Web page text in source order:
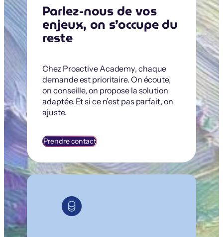
Parlez-nous de vos
enjeux, on s’occupe du
reste
Chez Proactive Academy, chaque
demande est prioritaire. On écoute,
on conseille, on propose la solution
adaptée. Et si ce n’est pas parfait, on
ajuste.
Prendre contact